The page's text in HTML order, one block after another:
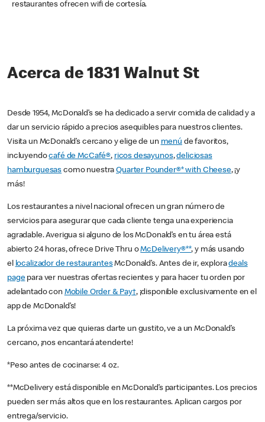
restaurantes ofrecen wifi de cortesía.
Acerca de 1831 Walnut St
Desde 1954, McDonald’s se ha dedicado a servir comida de calidad y a
dar un servicio rápido a precios asequibles para nuestros clientes.
Visita un McDonald’s cercano y elige de un menú de favoritos,
incluyendocafé de McCafé®, ricos desayunos,deliciosas
hamburguesas como nuestraQuarter Pounder®* with Cheese, ¡y
más!
Los restaurantes a nivel nacional ofrecen un gran número de
servicios para asegurar que cada cliente tenga una experiencia
agradable. Averigua si alguno de los McDonald’s en tu área está
abierto 24 horas, ofrece Drive Thru oMcDelivery®**, y más usando
el localizador de restaurantesMcDonald’s. Antes de ir, exploradeals
pagepara ver nuestras ofertas recientes y para hacer tu orden por
adelantado con Mobile Order & Pay†, ¡disponible exclusivamente en el
app de McDonald’s!
La próxima vez que quieras darte un gustito, ve a un McDonald’s
cercano, ¡nos encantará atenderte!
*Peso antes de cocinarse: 4 oz.
**McDelivery está disponible en McDonald’s participantes. Los precios
pueden ser más altos que en los restaurantes. Aplican cargos por
entrega/servicio.